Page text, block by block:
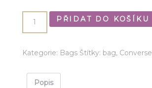
PŘIDAT DO KOŠÍKU
Kategorie: Bags Štítky: bag, Converse
Popis